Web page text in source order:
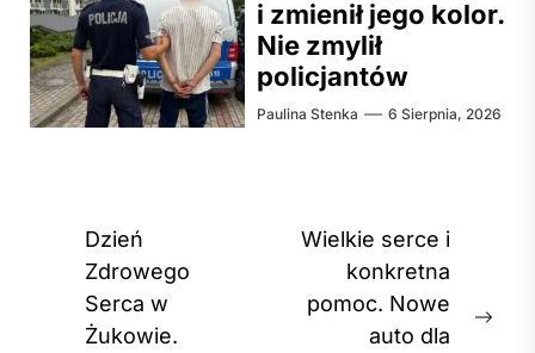
i zmienił jego kolor.
Nie zmylił
policjantów
Paulina Stenka 6 Sierpnia, 2026
Nawigacja
wpisu
Dzień
Zdrowego
Serca w
Żukowie.
Wielkie serce i
konkretna
pomoc. Nowe
auto dla